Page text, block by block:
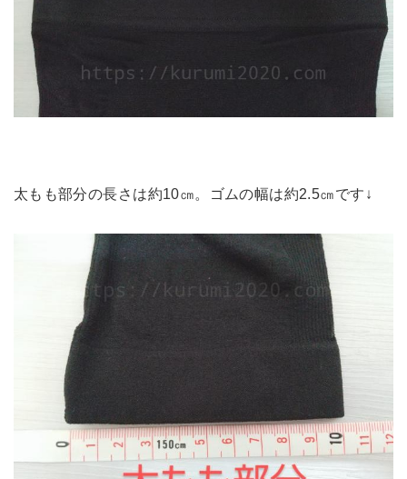
太もも部分の長さは約10㎝。ゴムの幅は約2.5㎝です↓